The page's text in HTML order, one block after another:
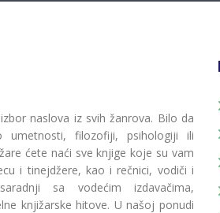
naslova iz svih žanrova. Bilo da
umetnosti, filozofiji, psihologiji ili
ćete naći sve knjige koje su vam
i tinejdžere, kao i rečnici, vodiči i
sa vodećim izdavačima,
knjižarske hitove. U našoj ponudi